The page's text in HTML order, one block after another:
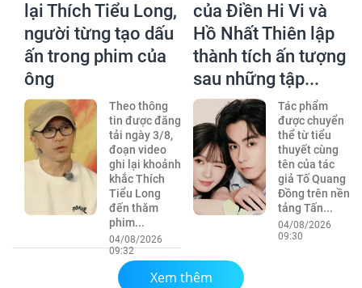
lại Thích Tiểu Long,
người từng tạo dấu
ấn trong phim của
ông
Theo thông
tin được đăng
tải ngày 3/8,
đoạn video
ghi lại khoảnh
khắc Thích
Tiểu Long
đến thăm
phim...
04/08/2026
09:32
của Điền Hi Vi và
Hồ Nhất Thiên lập
thành tích ấn tượng
sau những tập...
Tác phẩm
được chuyển
thể từ tiểu
thuyết cùng
tên của tác
giả Tố Quang
Đồng trên nền
tảng Tấn...
04/08/2026
09:30
Xem thêm